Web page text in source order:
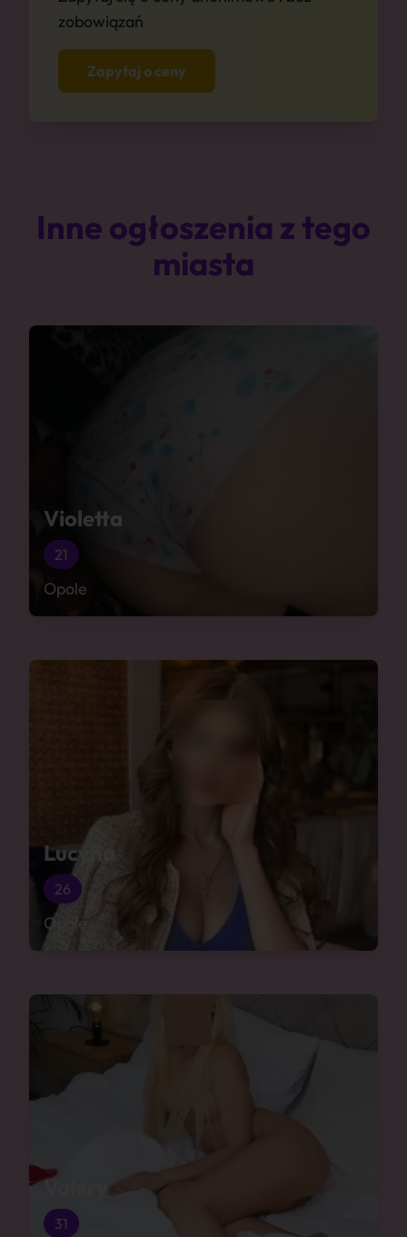
zobowiązań
Zapytaj o ceny
Inne ogłoszenia z tego
miasta
Violetta
21
Opole
Lucyna
26
Opole
Valery
31